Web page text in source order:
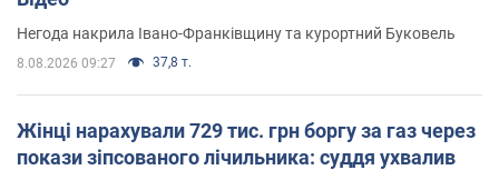
Негода накрила Івано-Франківщину та курортний Буковель
8.08.2026 09:27 37,8 т.
Жінці нарахували 729 тис. грн боргу за газ через
покази зіпсованого лічильника: суддя ухвалив